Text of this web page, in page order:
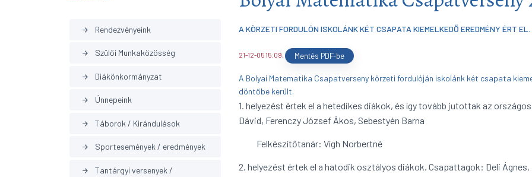
arrow_forward Rendezvényeink
arrow_forward Szülői Munkaközösség
arrow_forward Diákönkormányzat
arrow_forward Ünnepeink
arrow_forward Táborok / Kirándulások
arrow_forward Sportesemények / eredmények
arrow_forward
Tantárgyi versenyek /
A KÖRZETI FORDULÓN ISKOLÁNK KÉT CSAPATA KIEMELKEDŐ EREDMÉNY ÉRT EL.
21-12-05 15:09, Mentés PDF-be
A Bolyai Matematika Csapatverseny körzeti fordulóján iskolánk két csapata
döntőbe került.
1. helyezést értek el a hetedikes diákok, és így tovább jutottak az
Dávid, Ferenczy József Ákos, Sebestyén Barna
Felkészítőtanár: Vígh Norbertné
2. helyezést értek el a hatodik osztályos diákok. Csapattagok: Deli